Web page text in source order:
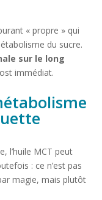
« propre » qui
du sucre.
sur le long
immédiat.
l’huile MCT peut
: ce n’est pas
magie, mais plutôt